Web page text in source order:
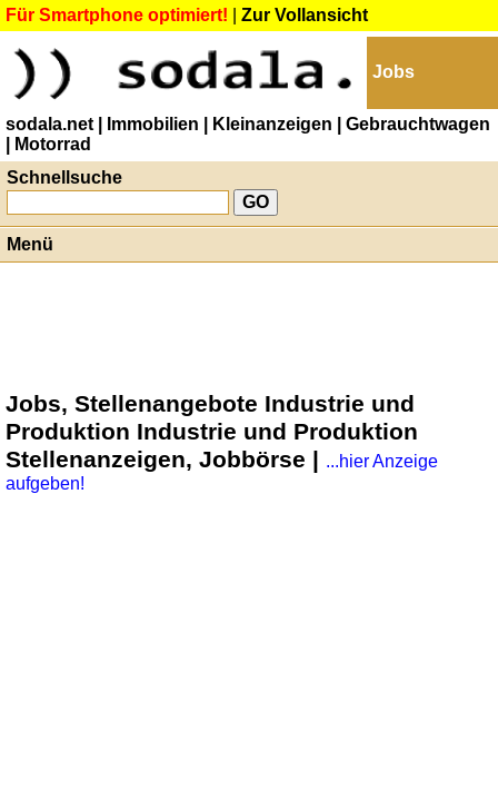
Für Smartphone optimiert! Zur Vollansicht
Jobs
sodala.net | Immobilien | Kleinanzeigen
| Gebrauchtwagen
| Motorrad
Schnellsuche
Menü
Jobs, Stellenangebote Industrie und
Produktion Industrie und Produktion
Stellenanzeigen, Jobbörse | ...hier Anzeige
aufgeben!